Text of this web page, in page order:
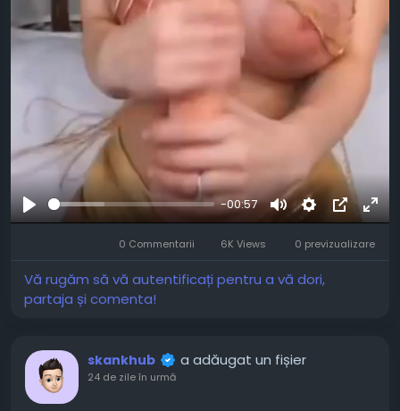
Joaca
-00:57
MuteSettingsPicture-
in-
0 Commentarii 6K Views 0 previzualizare
Vă rugăm să vă autentificați pentru a vă dori,
partaja și comenta!
skankhub a adăugat un fișier
24 de zile în urmă